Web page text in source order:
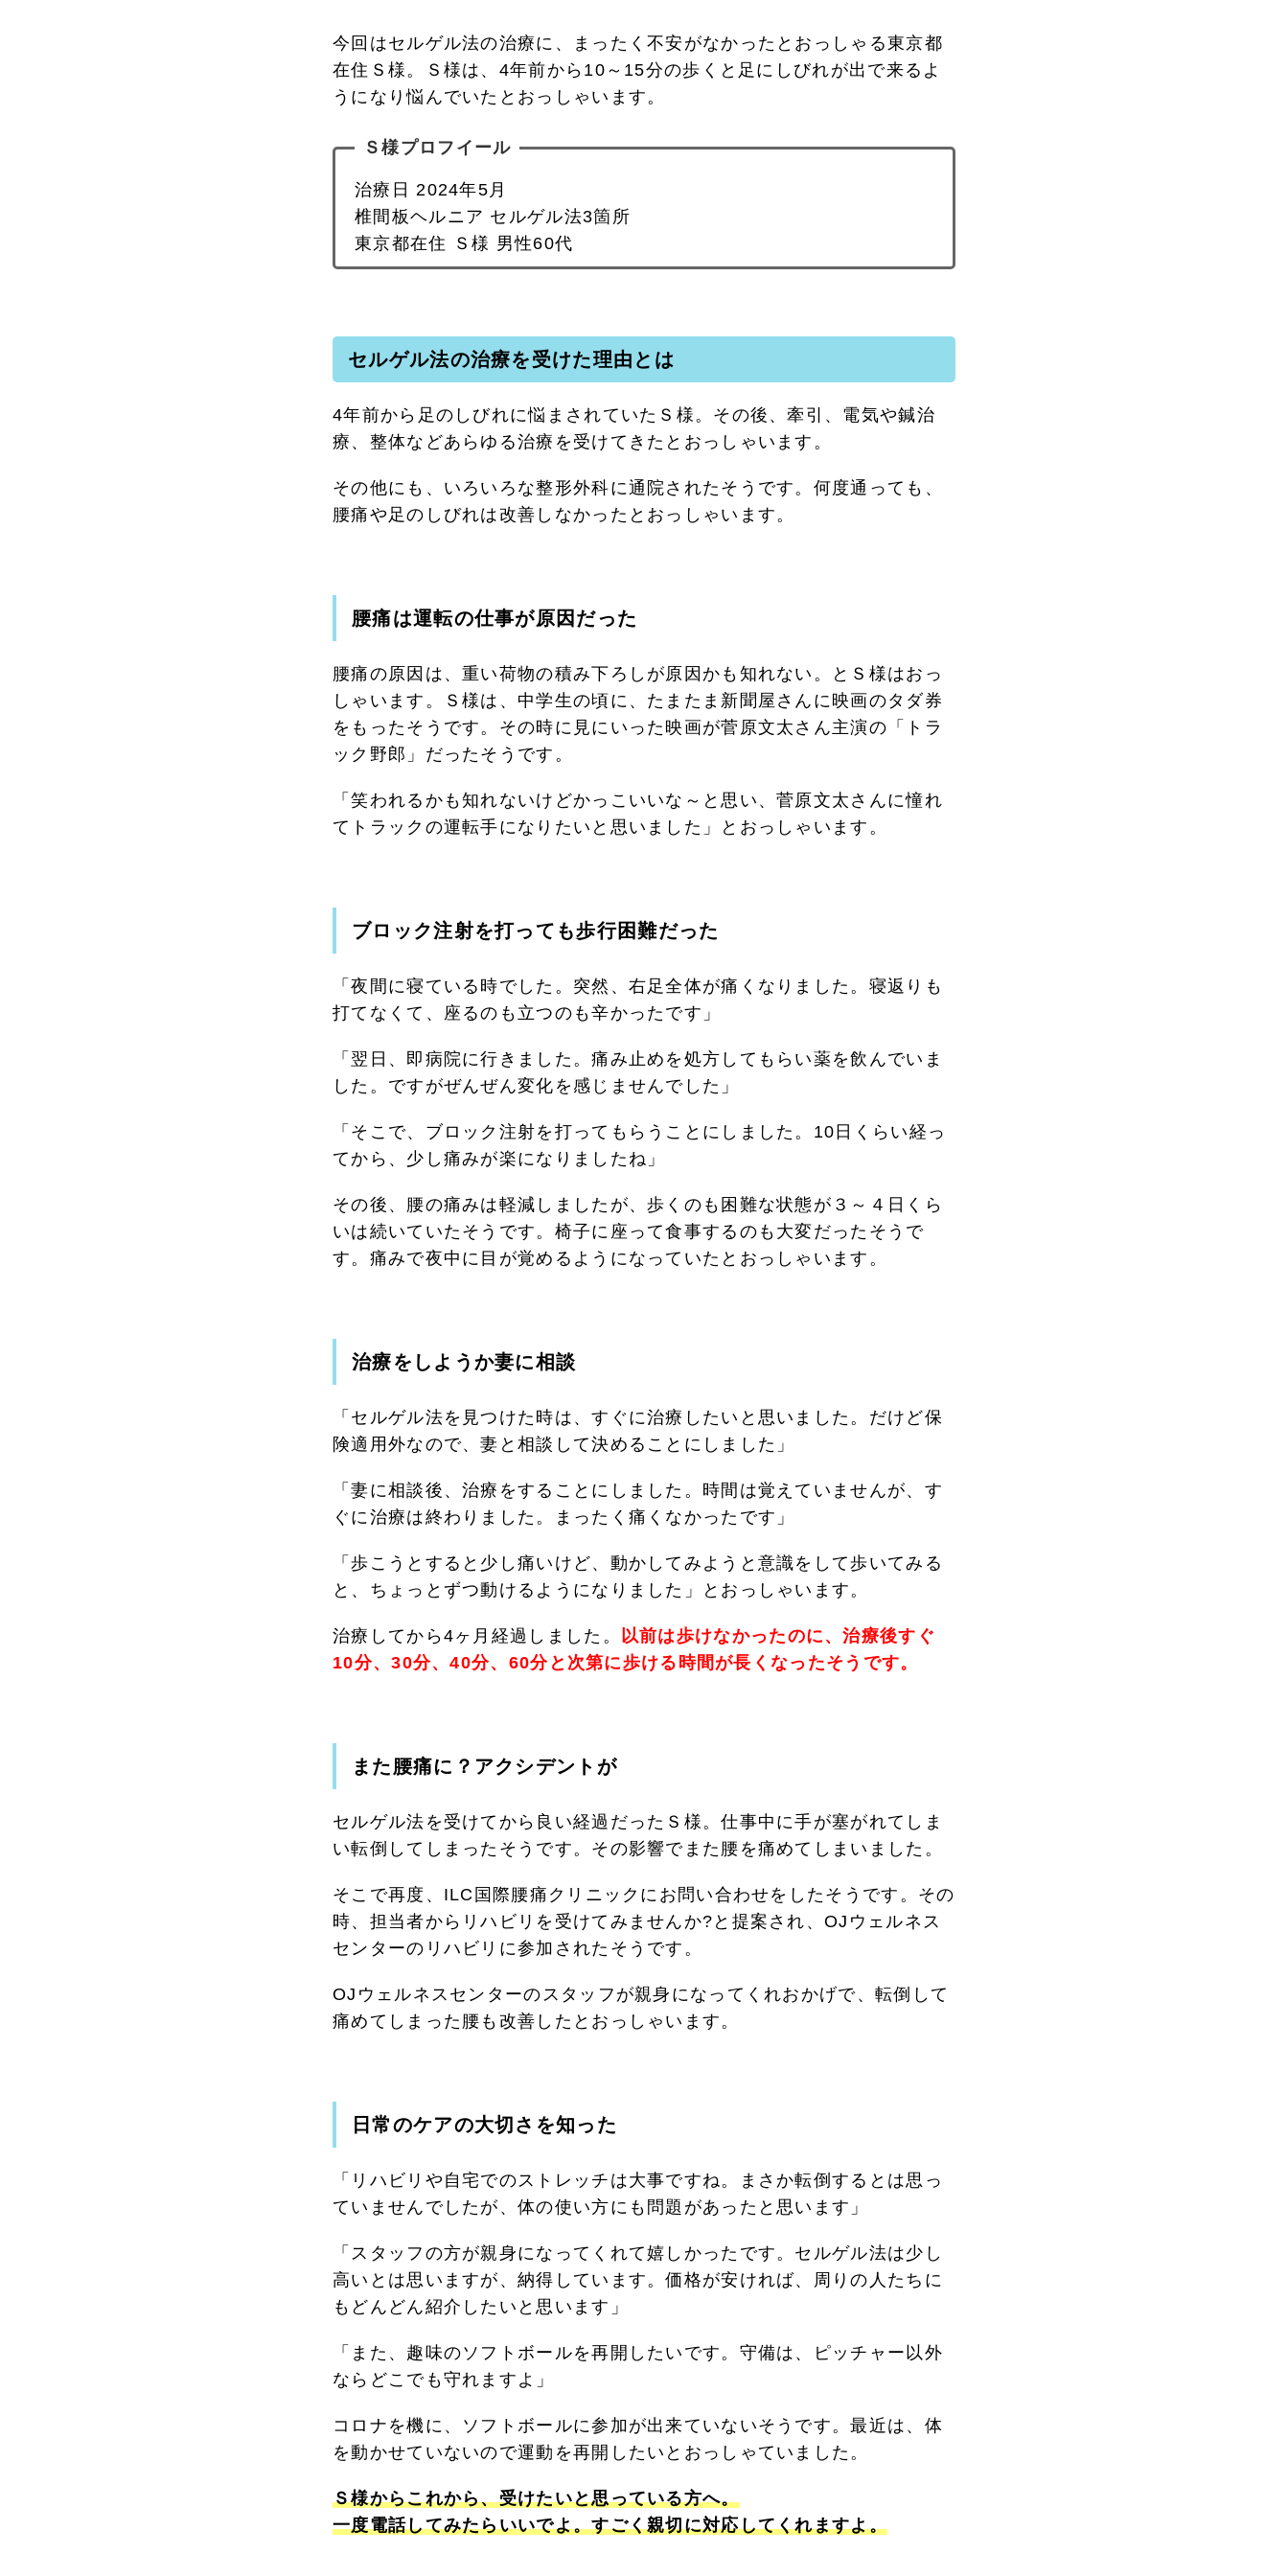
今回はセルゲル法の治療に、まったく不安がなかったとおっしゃる東京都
在住Ｓ様。Ｓ様は、4年前から10～15分の歩くと足にしびれが出で来るよ
うになり悩んでいたとおっしゃいます。
Ｓ様プロフイール
治療日 2024年5月
椎間板ヘルニア セルゲル法3箇所
東京都在住 Ｓ様 男性60代
セルゲル法の治療を受けた理由とは
4年前から足のしびれに悩まされていたＳ様。その後、牽引、電気や鍼治
療、整体などあらゆる治療を受けてきたとおっしゃいます。
その他にも、いろいろな整形外科に通院されたそうです。何度通っても、
腰痛や足のしびれは改善しなかったとおっしゃいます。
腰痛は運転の仕事が原因だった
腰痛の原因は、重い荷物の積み下ろしが原因かも知れない。とＳ様はおっ
しゃいます。Ｓ様は、中学生の頃に、たまたま新聞屋さんに映画のタダ券
をもったそうです。その時に見にいった映画が菅原文太さん主演の「トラ
ック野郎」だったそうです。
「笑われるかも知れないけどかっこいいな～と思い、菅原文太さんに憧れ
てトラックの運転手になりたいと思いました」とおっしゃいます。
ブロック注射を打っても歩行困難だった
「夜間に寝ている時でした。突然、右足全体が痛くなりました。寝返りも
打てなくて、座るのも立つのも辛かったです」
「翌日、即病院に行きました。痛み止めを処方してもらい薬を飲んでいま
した。ですがぜんぜん変化を感じませんでした」
「そこで、ブロック注射を打ってもらうことにしました。10日くらい経っ
てから、少し痛みが楽になりましたね」
その後、腰の痛みは軽減しましたが、歩くのも困難な状態が３～４日くら
いは続いていたそうです。椅子に座って食事するのも大変だったそうで
す。痛みで夜中に目が覚めるようになっていたとおっしゃいます。
治療をしようか妻に相談
「セルゲル法を見つけた時は、すぐに治療したいと思いました。だけど保
険適用外なので、妻と相談して決めることにしました」
「妻に相談後、治療をすることにしました。時間は覚えていませんが、す
ぐに治療は終わりました。まったく痛くなかったです」
「歩こうとすると少し痛いけど、動かしてみようと意識をして歩いてみる
と、ちょっとずつ動けるようになりました」とおっしゃいます。
治療してから4ヶ月経過しました。 以前は歩けなかったのに、治療後すぐ
10分、30分、40分、60分と次第に歩ける時間が長くなったそうです。
また腰痛に？アクシデントが
セルゲル法を受けてから良い経過だったＳ様。仕事中に手が塞がれてしま
い転倒してしまったそうです。その影響でまた腰を痛めてしまいました。
そこで再度、ILC国際腰痛クリニックにお問い合わせをしたそうです。その
時、担当者からリハビリを受けてみませんか?と提案され、OJウェルネス
センターのリハビリに参加されたそうです。
OJウェルネスセンターのスタッフが親身になってくれおかげで、転倒して
痛めてしまった腰も改善したとおっしゃいます。
日常のケアの大切さを知った
「リハビリや自宅でのストレッチは大事ですね。まさか転倒するとは思っ
ていませんでしたが、体の使い方にも問題があったと思います」
「スタッフの方が親身になってくれて嬉しかったです。セルゲル法は少し
高いとは思いますが、納得しています。価格が安ければ、周りの人たちに
もどんどん紹介したいと思います」
「また、趣味のソフトボールを再開したいです。守備は、ピッチャー以外
ならどこでも守れますよ」
コロナを機に、ソフトボールに参加が出来ていないそうです。最近は、体
を動かせていないので運動を再開したいとおっしゃていました。
Ｓ様からこれから、受けたいと思っている方へ。
一度電話してみたらいいでよ。すごく親切に対応してくれますよ。